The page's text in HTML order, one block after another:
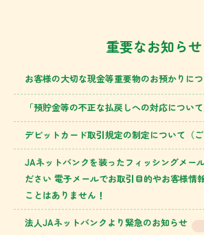
重要なお知らせ
お客様の大切な現金等重要物のお預かりに
「預貯金等の不正な払戻しへの対応につい
デビットカード取引規定の制定について（ご
JAネットバンクを装ったフィッシングメー
ださい 電子メールでお取引目的やお客様情
ことはありません！
法人JAネットバンクより緊急のお知らせ